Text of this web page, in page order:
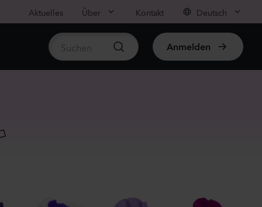
Aktuelles Über Kontakt Deutsch
Anmelden